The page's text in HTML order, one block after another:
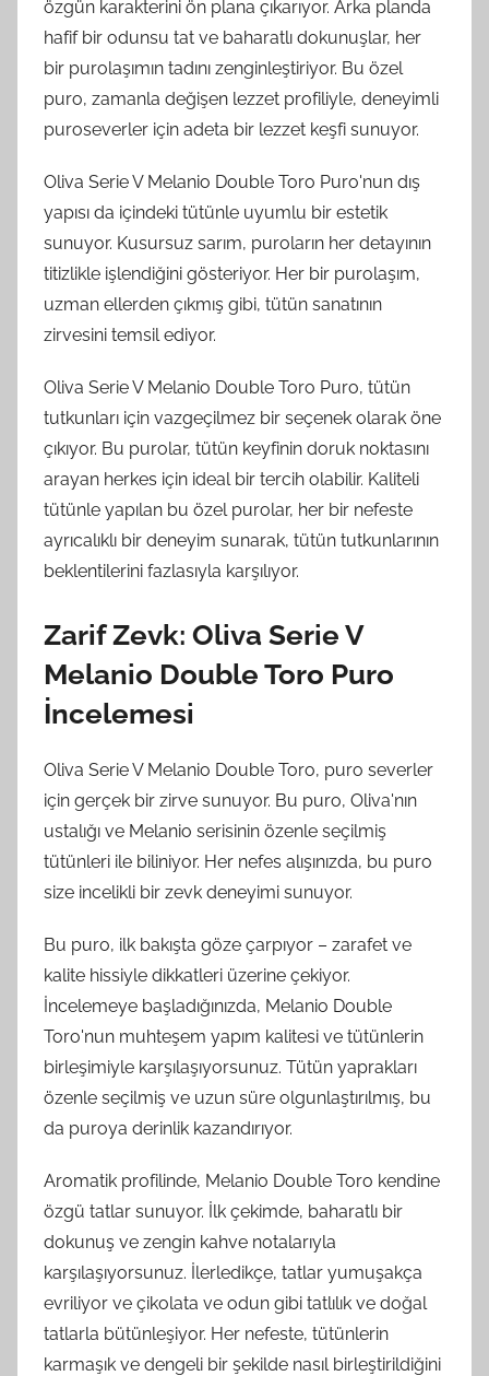
özgün karakterini ön plana çıkarıyor. Arka planda
hafif bir odunsu tat ve baharatlı dokunuşlar, her
bir purolaşımın tadını zenginleştiriyor. Bu özel
puro, zamanla değişen lezzet profiliyle, deneyimli
puroseverler için adeta bir lezzet keşfi sunuyor.
Oliva Serie V Melanio Double Toro Puro'nun dış
yapısı da içindeki tütünle uyumlu bir estetik
sunuyor. Kusursuz sarım, puroların her detayının
titizlikle işlendiğini gösteriyor. Her bir purolaşım,
uzman ellerden çıkmış gibi, tütün sanatının
zirvesini temsil ediyor.
Oliva Serie V Melanio Double Toro Puro, tütün
tutkunları için vazgeçilmez bir seçenek olarak öne
çıkıyor. Bu purolar, tütün keyfinin doruk noktasını
arayan herkes için ideal bir tercih olabilir. Kaliteli
tütünle yapılan bu özel purolar, her bir nefeste
ayrıcalıklı bir deneyim sunarak, tütün tutkunlarının
beklentilerini fazlasıyla karşılıyor.
Zarif Zevk: Oliva Serie V
Melanio Double Toro Puro
İncelemesi
Oliva Serie V Melanio Double Toro, puro severler
için gerçek bir zirve sunuyor. Bu puro, Oliva'nın
ustalığı ve Melanio serisinin özenle seçilmiş
tütünleri ile biliniyor. Her nefes alışınızda, bu puro
size incelikli bir zevk deneyimi sunuyor.
Bu puro, ilk bakışta göze çarpıyor – zarafet ve
kalite hissiyle dikkatleri üzerine çekiyor.
İncelemeye başladığınızda, Melanio Double
Toro'nun muhteşem yapım kalitesi ve tütünlerin
birleşimiyle karşılaşıyorsunuz. Tütün yaprakları
özenle seçilmiş ve uzun süre olgunlaştırılmış, bu
da puroya derinlik kazandırıyor.
Aromatik profilinde, Melanio Double Toro kendine
özgü tatlar sunuyor. İlk çekimde, baharatlı bir
dokunuş ve zengin kahve notalarıyla
karşılaşıyorsunuz. İlerledikçe, tatlar yumuşakça
evriliyor ve çikolata ve odun gibi tatlılık ve doğal
tatlarla bütünleşiyor. Her nefeste, tütünlerin
karmaşık ve dengeli bir şekilde nasıl birleştirildiğini